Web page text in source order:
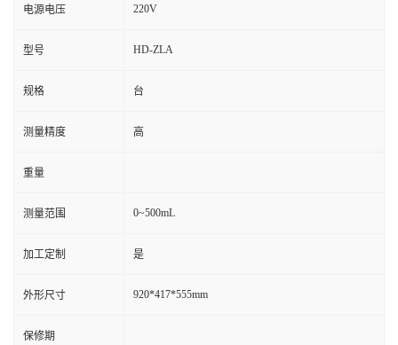
电源电压 220V
型号 HD-ZLA
规格 台
测量精度 高
重量
测量范围 0~500mL
加工定制 是
外形尺寸 920*417*555mm
保修期